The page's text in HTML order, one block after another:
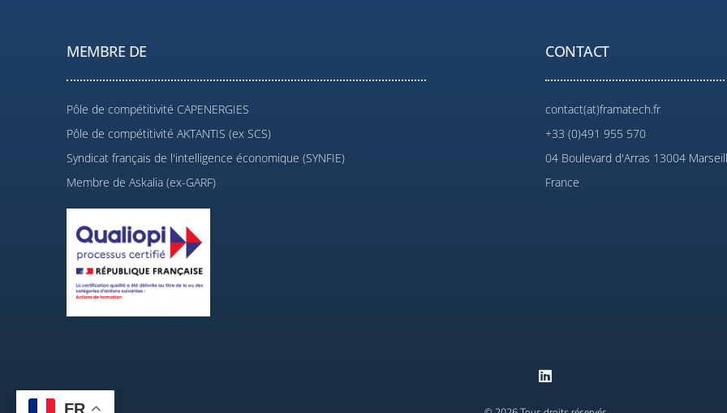
MEMBRE DE
Pôle de compétitivité CAPENERGIES
Pôle de compétitivité AKTANTIS (ex SCS)
Syndicat français de l'intelligence économique (SYNFIE)
Membre de Askalia (ex-GARF)
CONTACT
contact(at)framatech.fr
+33 (0)491 955 570
04 Boulevard d'Arras 13004
France
FR